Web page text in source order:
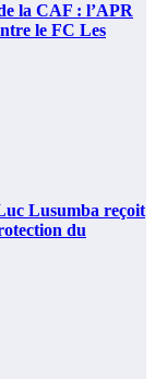
la CAF : l’APR
le FC Les
Lusumba reçoit
du